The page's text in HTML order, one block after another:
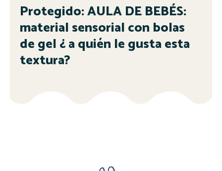
Protegido: AULA DE BEBÉS:
material sensorial con bolas
de gel ¿ a quién le gusta esta
textura?